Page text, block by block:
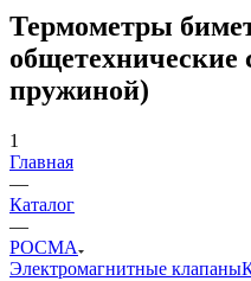
Термометры
общетехнические
пружиной)
1
Главная
—
Каталог
—
РОСМА
Электромагнитные клапаны